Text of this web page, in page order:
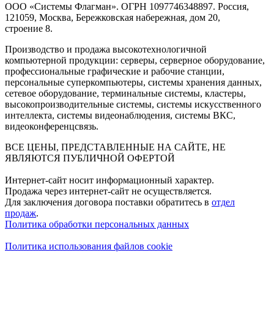
ООО «Системы Флагман». ОГРН 1097746348897. Россия,
121059, Москва, Бережковская набережная, дом 20,
строение 8.
Производство и продажа высокотехнологичной
компьютерной продукции: серверы, серверное оборудование,
профессиональные графические и рабочие станции,
персональные суперкомпьютеры, системы хранения данных,
сетевое оборудование, терминальные системы, кластеры,
высокопроизводительные системы, системы искусственного
интеллекта, системы видеонаблюдения, системы ВКС,
видеоконференцсвязь.
ВСЕ ЦЕНЫ, ПРЕДСТАВЛЕННЫЕ НА САЙТЕ, НЕ
ЯВЛЯЮТСЯ ПУБЛИЧНОЙ ОФЕРТОЙ
Интернет-сайт носит информационный характер.
Продажа через интернет-сайт не осуществляется.
Для заключения договора поставки обратитесь в отдел
продаж.
Политика обработки персональных данных
Политика использования файлов cookie